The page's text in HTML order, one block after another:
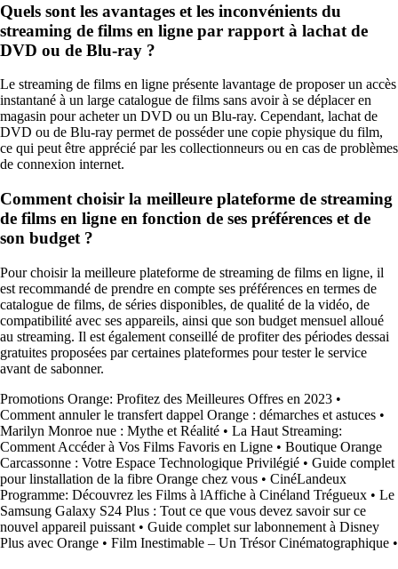
Quels sont les avantages et les inconvénients du
streaming de films en ligne par rapport à lachat de
DVD ou de Blu-ray ?
Le streaming de films en ligne présente lavantage de proposer un accès
instantané à un large catalogue de films sans avoir à se déplacer en
magasin pour acheter un DVD ou un Blu-ray. Cependant, lachat de
DVD ou de Blu-ray permet de posséder une copie physique du film,
ce qui peut être apprécié par les collectionneurs ou en cas de problèmes
de connexion internet.
Comment choisir la meilleure plateforme de streaming
de films en ligne en fonction de ses préférences et de
son budget ?
Pour choisir la meilleure plateforme de streaming de films en ligne, il
est recommandé de prendre en compte ses préférences en termes de
catalogue de films, de séries disponibles, de qualité de la vidéo, de
compatibilité avec ses appareils, ainsi que son budget mensuel alloué
au streaming. Il est également conseillé de profiter des périodes dessai
gratuites proposées par certaines plateformes pour tester le service
avant de sabonner.
Promotions Orange: Profitez des Meilleures Offres en 2023 •
Comment annuler le transfert dappel Orange : démarches et astuces •
Marilyn Monroe nue : Mythe et Réalité • La Haut Streaming:
Comment Accéder à Vos Films Favoris en Ligne • Boutique Orange
Carcassonne : Votre Espace Technologique Privilégié • Guide complet
pour linstallation de la fibre Orange chez vous • CinéLandeux
Programme: Découvrez les Films à lAffiche à Cinéland Trégueux • Le
Samsung Galaxy S24 Plus : Tout ce que vous devez savoir sur ce
nouvel appareil puissant • Guide complet sur labonnement à Disney
Plus avec Orange • Film Inestimable – Un Trésor Cinématographique •